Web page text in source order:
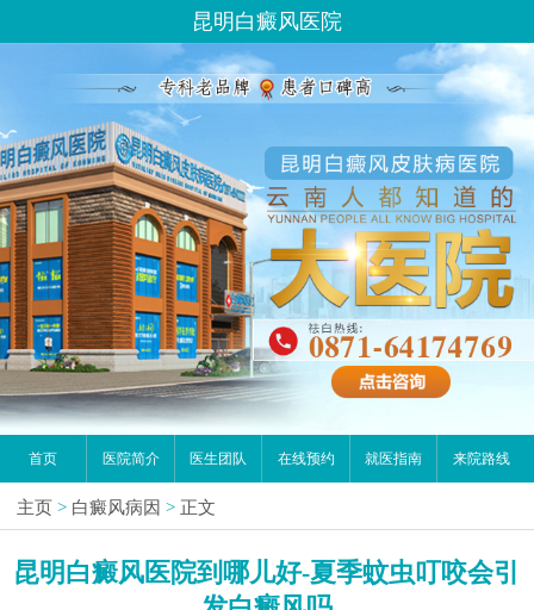
昆明白癜风医院
首页 医院简介 医生团队 在线预约 就医指南 来院路线
主页 > 白癜风病因 > 正文
昆明白癜风医院到哪儿好-夏季蚊虫叮咬会引